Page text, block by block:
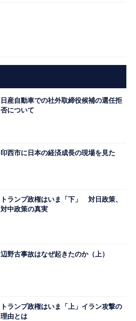
日産自動車での社外取締役候補の選任拒
否について
印西市に日本の経済成長の現場を見た
トランプ政権はいま「下」 対日政策、
対中政策の真実
辺野古事故はなぜ起きたのか（上）
トランプ政権はいま「上」イラン攻撃の
理由とは